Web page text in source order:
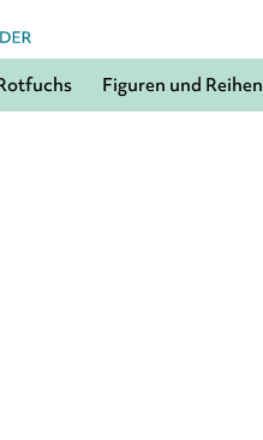
Figuren und Reihen